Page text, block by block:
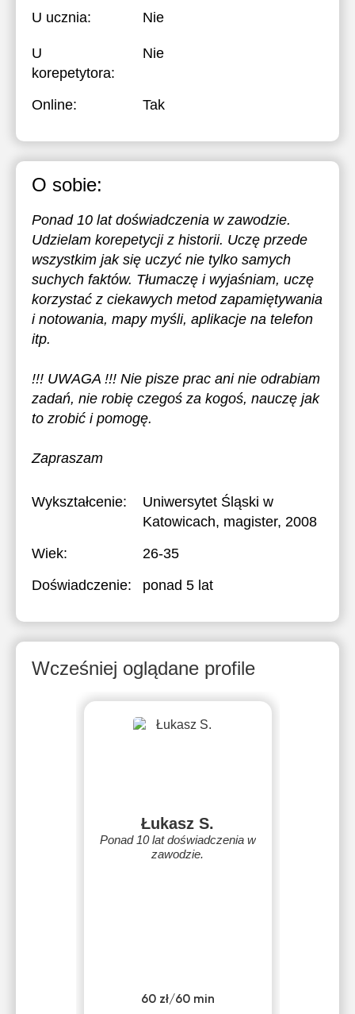
U ucznia: Nie
U
korepetytora:
Nie
Online: Tak
O sobie:
Ponad 10 lat doświadczenia w zawodzie.
Udzielam korepetycji z historii. Uczę przede
wszystkim jak się uczyć nie tylko samych
suchych faktów. Tłumaczę i wyjaśniam, uczę
korzystać z ciekawych metod zapamiętywania
i notowania, mapy myśli, aplikacje na telefon
itp.
!!! UWAGA !!! Nie pisze prac ani nie odrabiam
zadań, nie robię czegoś za kogoś, nauczę jak
to zrobić i pomogę.
Zapraszam
Wykształcenie:
Uniwersytet Śląski w
Katowicach, magister, 2008
Wiek:
26-35
Doświadczenie:
ponad 5 lat
Wcześniej oglądane profile
Łukasz S.
Ponad 10 lat doświadczenia w
zawodzie.
60 zł/60 min